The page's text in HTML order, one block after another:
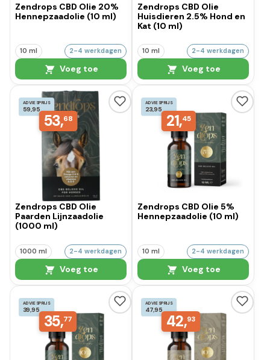
Zendrops CBD Olie 20%
Hennepzaadolie (10 ml)
10 ml 2-4 werkdagen
Voeg toe
Zendrops CBD Olie
Huisdieren 2.5% Hond en
Kat (10 ml)
10 ml 2-4 werkdagen
Voeg toe
ADVIESPRIJS
59,95
53,68
Zendrops CBD Olie
Paarden Lijnzaadolie
(1000 ml)
1000 ml 2-4 werkdagen
Voeg toe
ADVIESPRIJS
23,95
21,45
Zendrops CBD Olie 5%
Hennepzaadolie (10 ml)
10 ml 2-4 werkdagen
Voeg toe
ADVIESPRIJS
39,95
35,77
ADVIESPRIJS
47,95
42,93